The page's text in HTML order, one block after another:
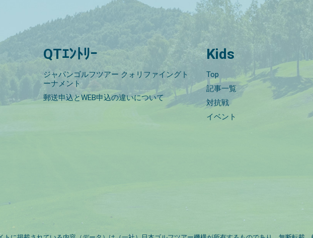
QTｴﾝﾄﾘｰ
ジャパンゴルフツアー クォリファイングト
ーナメント
郵送申込とWEB申込の違いについて
Kids
Top
記事一覧
対抗戦
イベント